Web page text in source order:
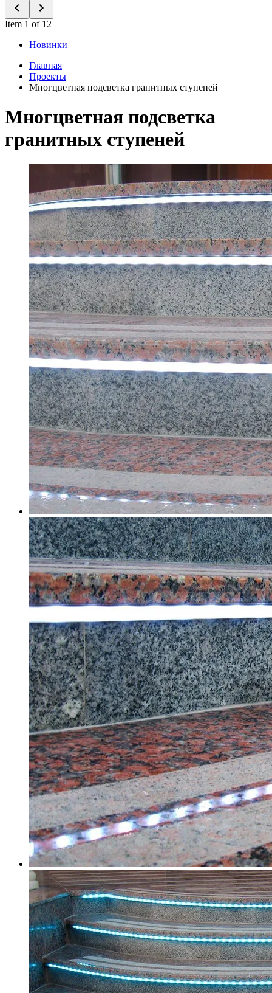
Item 1 of 12
Новинки
Главная
Проекты
Многцветная подсветка гранитных ступеней
Многцветная подсветка
гранитных ступеней